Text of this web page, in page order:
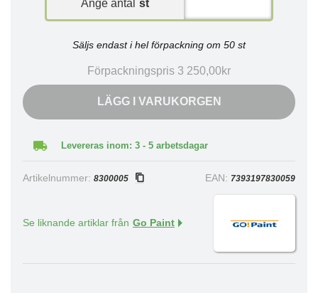
Ange antal st
Säljs endast i hel förpackning om 50 st
Förpackningspris 3 250,00kr
LÄGG I VARUKORGEN
Levereras inom: 3 - 5 arbetsdagar
Artikelnummer: 8300005 EAN: 7393197830059
Se liknande artiklar från Go Paint